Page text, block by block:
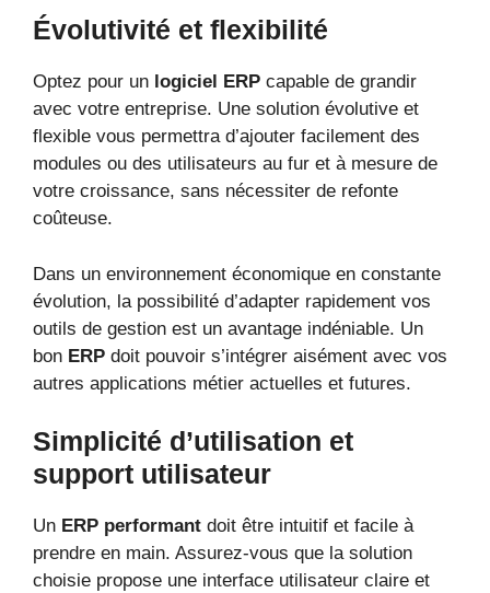
Évolutivité et flexibilité
Optez pour un logiciel ERP capable de grandir
avec votre entreprise. Une solution évolutive et
flexible vous permettra d’ajouter facilement des
modules ou des utilisateurs au fur et à mesure de
votre croissance, sans nécessiter de refonte
coûteuse.
Dans un environnement économique en constante
évolution, la possibilité d’adapter rapidement vos
outils de gestion est un avantage indéniable. Un
bon ERP doit pouvoir s’intégrer aisément avec vos
autres applications métier actuelles et futures.
Simplicité d’utilisation et
support utilisateur
Un ERP performant doit être intuitif et facile à
prendre en main. Assurez-vous que la solution
choisie propose une interface utilisateur claire et